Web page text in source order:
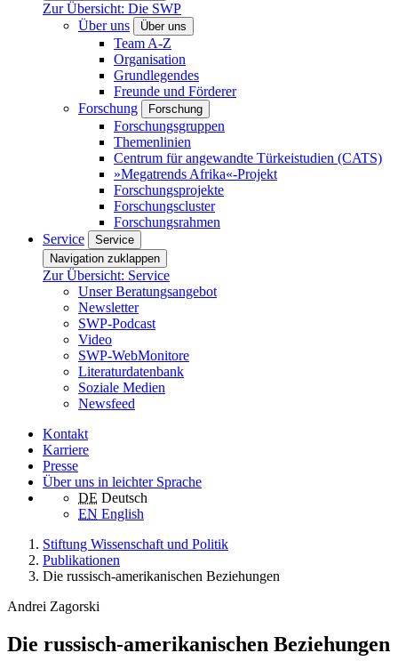
Zur Übersicht: Die SWP
Über uns
Über uns
Team A-Z
Organisation
Grundlegendes
Freunde und Förderer
Forschung
Forschung
Forschungsgruppen
Themenlinien
Centrum für angewandte Türkeistudien (CATS)
»Megatrends Afrika«-Projekt
Forschungsprojekte
Forschungscluster
Forschungsrahmen
Service
Service
Navigation zuklappen
Zur Übersicht: Service
Unser Beratungsangebot
Newsletter
SWP-Podcast
Video
SWP-WebMonitore
Literaturdatenbank
Soziale Medien
Newsfeed
Kontakt
Karriere
Presse
Über uns in leichter Sprache
DE Deutsch
EN English
Stiftung Wissenschaft und Politik
Publikationen
Die russisch-amerikanischen Beziehungen
Andrei Zagorski
Die russisch-amerikanischen Beziehungen